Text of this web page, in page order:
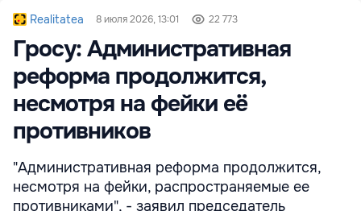
Realitatea 8 июля 2026, 13:01 22 773
Гросу: Административная
реформа продолжится,
несмотря на фейки её
противников
"Административная реформа продолжится,
несмотря на фейки, распространяемые ее
противниками", - заявил председатель